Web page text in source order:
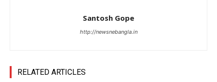
Santosh Gope
http://newsnebangla.in
RELATED ARTICLES